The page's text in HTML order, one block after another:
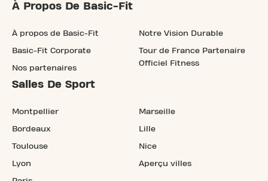
À Propos De Basic-Fit
À propos de Basic-Fit
Basic-Fit Corporate
Nos partenaires
Notre Vision Durable
Tour de France Partenaire
Officiel Fitness
Salles De Sport
Montpellier
Bordeaux
Toulouse
Lyon
Marseille
Lille
Nice
Aperçu villes